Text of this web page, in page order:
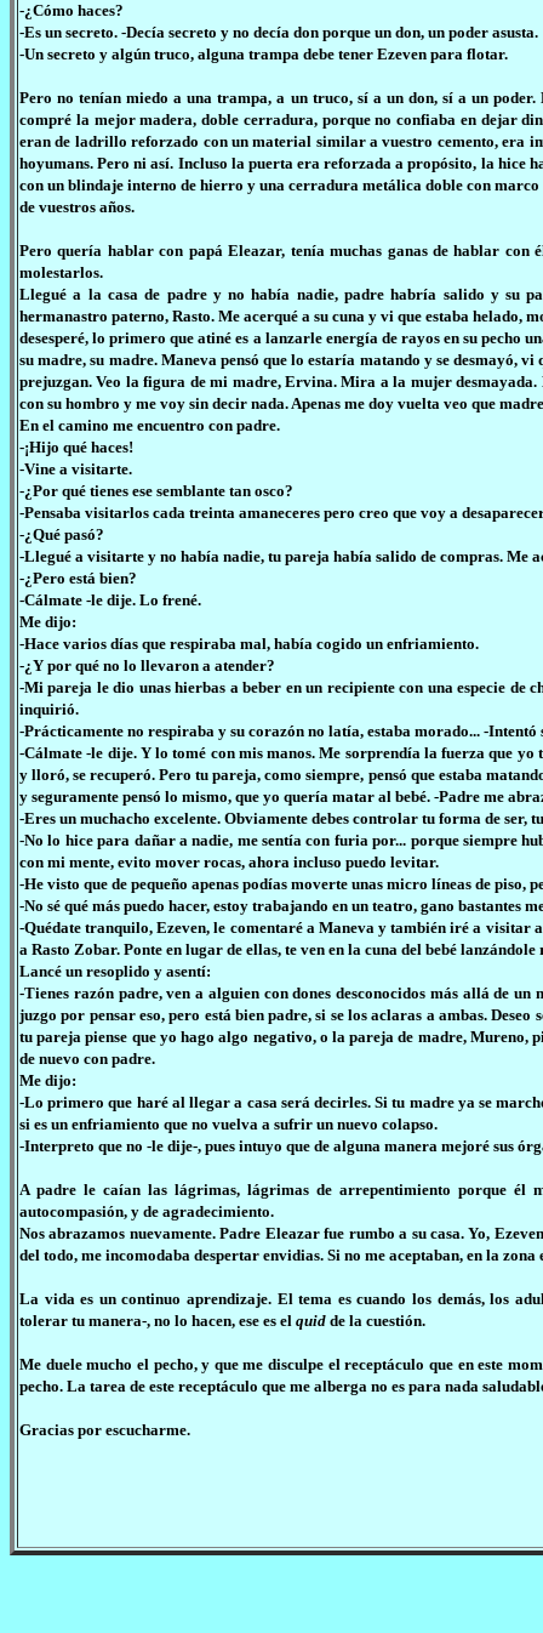
-¿Cómo haces?
-Es un secreto. -Decía secreto y no decía don porque un don, un poder asusta.
-Un secreto y algún truco, alguna trampa debe tener Ezeven para flotar.
Pero no tenían miedo a una trampa, a un truco, sí a un don, sí a un
compré la mejor madera, doble cerradura, porque no confiaba en dejar
eran de ladrillo reforzado con un material similar a vuestro cemento, era
hoyumans. Pero ni así. Incluso la puerta era reforzada a propósito, la
con un blindaje interno de hierro y una cerradura metálica doble con
de vuestros años.
Pero quería hablar con papá Eleazar, tenía muchas ganas de hablar
molestarlos.
Llegué a la casa de padre y no había nadie, padre habría salido y su
hermanastro paterno, Rasto. Me acerqué a su cuna y vi que estaba helado,
desesperé, lo primero que atiné es a lanzarle energía de rayos en su
su madre, su madre. Maneva pensó que lo estaría matando y se desmayó,
prejuzgan. Veo la figura de mi madre, Ervina. Mira a la mujer
con su hombro y me voy sin decir nada. Apenas me doy vuelta veo que
En el camino me encuentro con padre.
-¡Hijo qué haces!
-Vine a visitarte.
-¿Por qué tienes ese semblante tan osco?
-Pensaba visitarlos cada treinta amaneceres pero creo que voy a
-¿Qué pasó?
-Llegué a visitarte y no había nadie, tu pareja había salido de compras. Me
-¿Pero está bien?
-Cálmate -le dije. Lo frené.
Me dijo:
-Hace varios días que respiraba mal, había cogido un enfriamiento.
-¿Y por qué no lo llevaron a atender?
-Mi pareja le dio unas hierbas a beber en un recipiente con una especie de
inquirió.
-Prácticamente no respiraba y su corazón no latía, estaba morado... -
-Cálmate -le dije. Y lo tomé con mis manos. Me sorprendía la fuerza que
y lloró, se recuperó. Pero tu pareja, como siempre, pensó que estaba
y seguramente pensó lo mismo, que yo quería matar al bebé. -Padre me
-Eres un muchacho excelente. Obviamente debes controlar tu forma de ser,
-No lo hice para dañar a nadie, me sentía con furia por... porque siempre
con mi mente, evito mover rocas, ahora incluso puedo levitar.
-He visto que de pequeño apenas podías moverte unas micro líneas de piso,
-No sé qué más puedo hacer, estoy trabajando en un teatro, gano bastantes
-Quédate tranquilo, Ezeven, le comentaré a Maneva y también iré a visitar
a Rasto Zobar. Ponte en lugar de ellas, te ven en la cuna del bebé lanzándole
Lancé un resoplido y asentí:
-Tienes razón padre, ven a alguien con dones desconocidos más allá de
juzgo por pensar eso, pero está bien padre, si se los aclaras a ambas.
tu pareja piense que yo hago algo negativo, o la pareja de madre, Mureno,
de nuevo con padre.
Me dijo:
-Lo primero que haré al llegar a casa será decirles. Si tu madre ya se
si es un enfriamiento que no vuelva a sufrir un nuevo colapso.
-Interpreto que no -le dije-, pues intuyo que de alguna manera mejoré sus
A padre le caían las lágrimas, lágrimas de arrepentimiento porque él
autocompasión, y de agradecimiento.
Nos abrazamos nuevamente. Padre Eleazar fue rumbo a su casa. Yo,
del todo, me incomodaba despertar envidias. Si no me aceptaban, en la
La vida es un continuo aprendizaje. El tema es cuando los demás, los
tolerar tu manera-, no lo hacen, ese es el quid de la cuestión.
Me duele mucho el pecho, y que me disculpe el receptáculo que en este
pecho. La tarea de este receptáculo que me alberga no es para nada
Gracias por escucharme.